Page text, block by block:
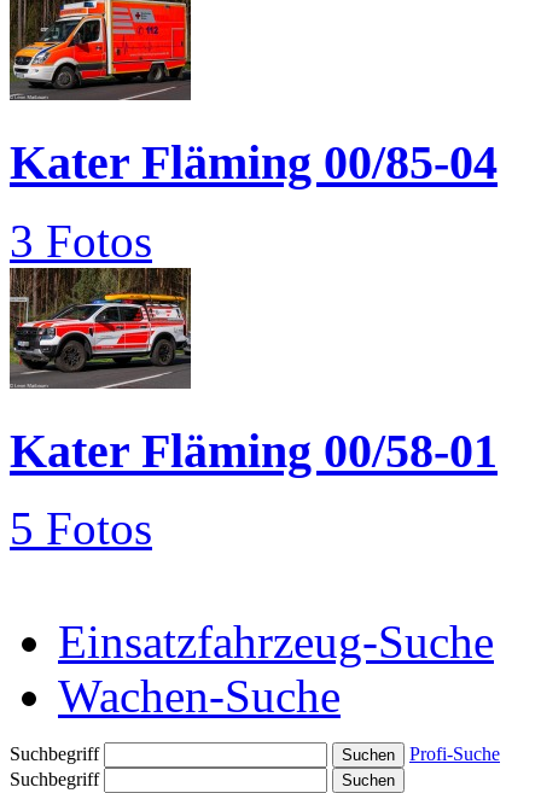
Kater Fläming 00/85-04
3 Fotos
Kater Fläming 00/58-01
5 Fotos
Einsatzfahrzeug-Suche
Wachen-Suche
Suchbegriff
Profi-Suche
Suchbegriff